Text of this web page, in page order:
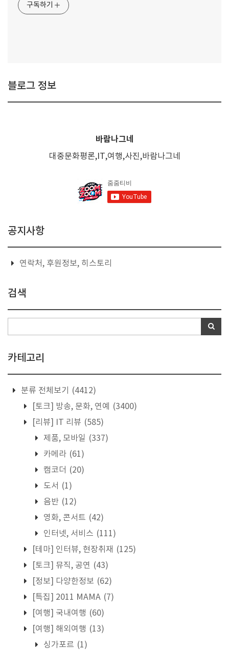
구독하기
블로그 정보
바람나그네
대중문화평론,IT,여행,사진,바람나그네
공지사항
연락처, 후원정보, 히스토리
검색
카테고리
분류 전체보기
(4412)
[토크] 방송, 문화, 연예
(3400)
[리뷰] IT 리뷰 (585)
제품, 모바일 (337)
카메라 (61)
캠코더 (20)
도서 (1)
음반 (12)
영화, 콘서트 (42)
인터넷, 서비스 (111)
[테마] 인터뷰, 현장취재 (125)
[토크] 뮤직, 공연 (43)
[정보] 다양한정보 (62)
[특집] 2011 MAMA (7)
[여행] 국내여행 (60)
[여행] 해외여행 (13)
싱가포르 (1)